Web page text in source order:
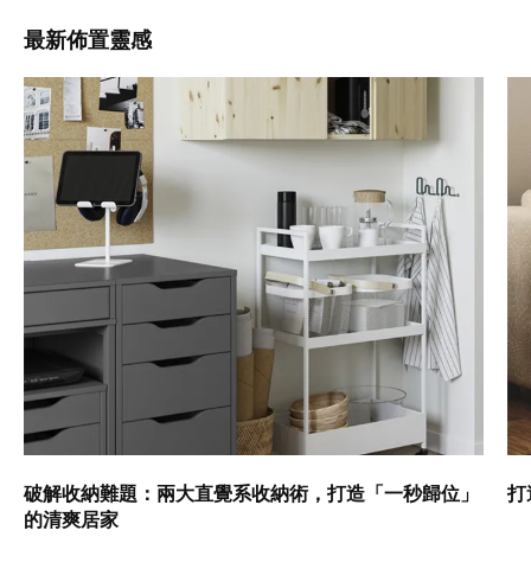
最新佈置靈感
破解收納難題：兩大直覺系收納術，打造「一秒歸位」
的清爽居家
打